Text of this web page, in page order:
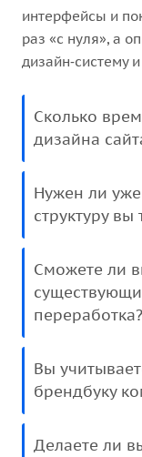
интерфейсы и
раз «с нуля», а
дизайн‑систему
Сколько
дизайна
Нужен ли
структуру
Сможете ли
переработка?
Вы
брендбуку
Делаете ли